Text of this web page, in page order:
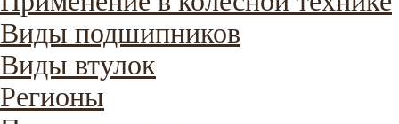
Виды подшипников
Виды втулок
Регионы